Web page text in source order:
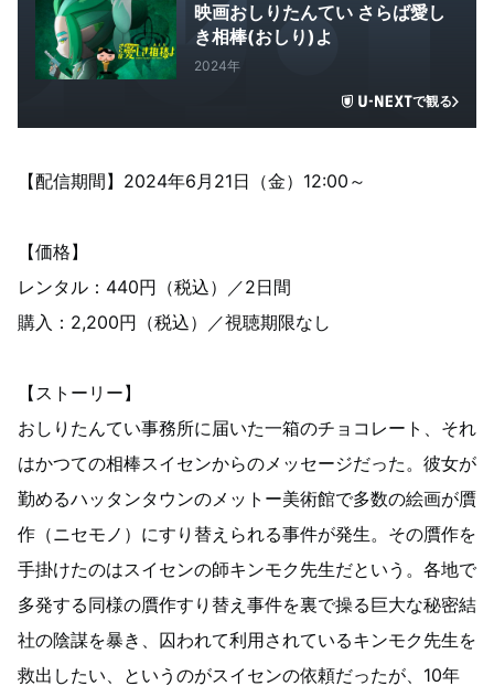
映画おしりたんてい さらば愛し
き相棒(おしり)よ
2024年
で観る
【配信期間】2024年6月21日（金）12:00～
【価格】
レンタル：440円（税込）／2日間
購入：2,200円（税込）／視聴期限なし
【ストーリー】
おしりたんてい事務所に届いた一箱のチョコレート、それ
はかつての相棒スイセンからのメッセージだった。彼女が
勤めるハッタンタウンのメットー美術館で多数の絵画が贋
作（ニセモノ）にすり替えられる事件が発生。その贋作を
手掛けたのはスイセンの師キンモク先生だという。各地で
多発する同様の贋作すり替え事件を裏で操る巨大な秘密結
社の陰謀を暴き、囚われて利用されているキンモク先生を
救出したい、というのがスイセンの依頼だったが、10年